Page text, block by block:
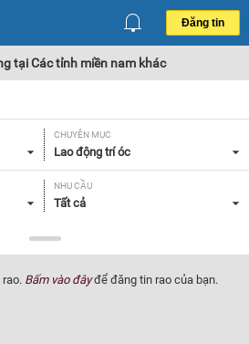
Đăng tin
tại Các tỉnh miền nam khác
CHUYÊN MỤC
Lao động trí óc
NHU CẦU
Tất cả
Bấm vào đâyđể đăng tin rao của bạn.